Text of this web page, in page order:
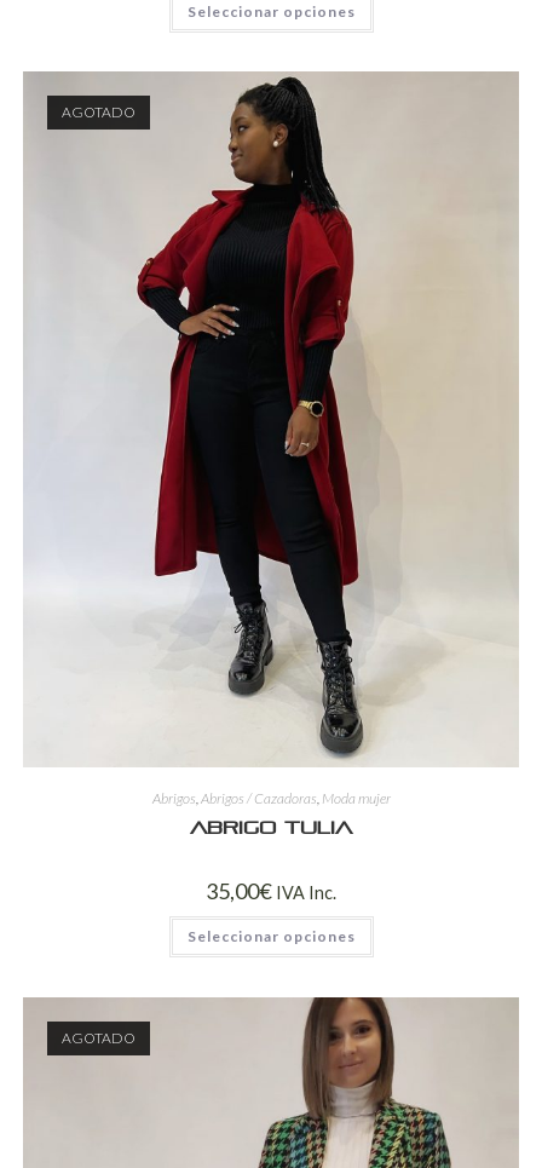
Seleccionar opciones
AGOTADO
Abrigos,Abrigos / Cazadoras, Moda mujer
Abrigo Tulia
35,00€ IVA Inc.
Seleccionar opciones
AGOTADO